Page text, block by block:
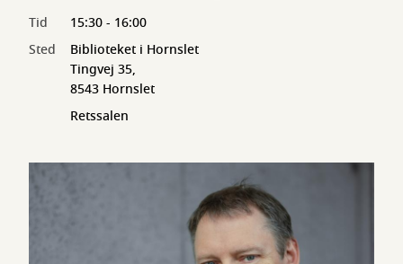
Tid
15:30 - 16:00
Sted
Biblioteket i Hornslet
Tingvej 35,
8543 Hornslet
Retssalen